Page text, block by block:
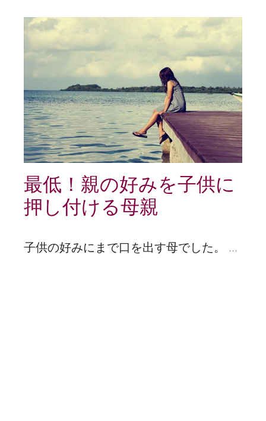
最低！親の好みを子供に
押し付ける母親
子供の好みにまで口を出す母でした。 ...